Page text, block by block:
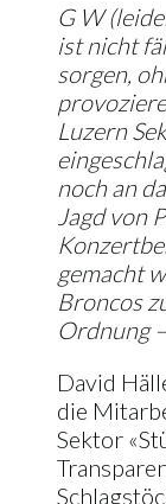
G W
ist nicht
sorgen,
Luzern
noch an
Jagd von
gemacht
Broncos
Ordnung
David
die
Sektor